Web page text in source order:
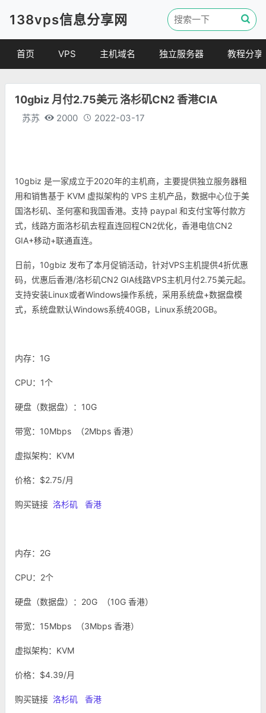
138vps信息分享网
首页 VPS
便宜VPS
VPS评测
主机域名
虚拟主机
独立服务器 教程分享
10gbiz 月付2.75美元 洛杉矶CN2 香港CIA
苏苏 2000 2022-03-17
10gbiz 是一家成立于2020年的主机商，主要提供独立服务器租
用和销售基于 KVM 虚拟架构的 VPS 主机产品，数据中心位于美
国洛杉矶、圣何塞和我国香港。支持 paypal 和支付宝等付款方
式，线路方面洛杉矶去程直连回程CN2优化，香港电信CN2
GIA+移动+联通直连。
日前，10gbiz 发布了本月促销活动，针对VPS主机提供4折优惠
码，优惠后香港/洛杉矶CN2 GIA线路VPS主机月付2.75美元起。
支持安装Linux或者Windows操作系统，采用系统盘+数据盘模
式，系统盘默认Windows系统40GB，Linux系统20GB。
内存：1G
CPU：1个
硬盘（数据盘）：10G
带宽：10Mbps （2Mbps 香港）
虚拟架构：KVM
价格：$2.75/月
购买链接 洛杉矶 香港
内存：2G
CPU：2个
硬盘（数据盘）：20G （10G 香港）
带宽：15Mbps （3Mbps 香港）
虚拟架构：KVM
价格：$4.39/月
购买链接 洛杉矶 香港